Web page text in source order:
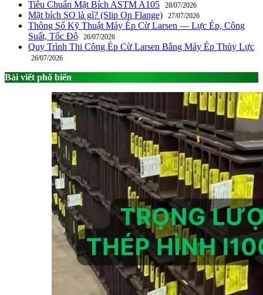
Tiêu Chuẩn Mặt Bích ASTM A105 28/07/2026
Mặt bích SO là gì? (Slip On Flange) 27/07/2026
Thông Số Kỹ Thuật Máy Ép Cừ Larsen — Lực Ép, Công
Suất, Tốc Độ
26/07/2026
Quy Trình Thi Công Ép Cừ Larsen Bằng Máy Ép Thủy Lực
26/07/2026
Bài viết phổ biến